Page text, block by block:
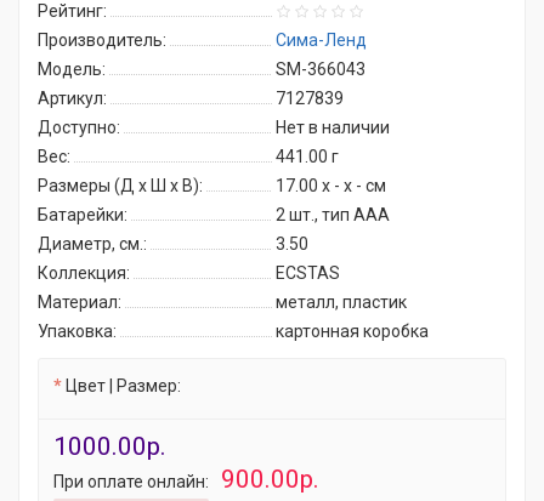
Рейтинг:
Производитель:
Сима-Ленд
Модель:
SM-366043
Артикул:
7127839
Доступно:
Нет в наличии
Вес:
441.00 г
Размеры (Д x Ш x В):
17.00 x - x - см
Батарейки:
2 шт., тип AAA
Диаметр, см.:
3.50
Коллекция:
ECSTAS
Материал:
металл, пластик
Упаковка:
картонная коробка
Цвет | Размер:
1000.00р.
При оплате онлайн: 900.00р.